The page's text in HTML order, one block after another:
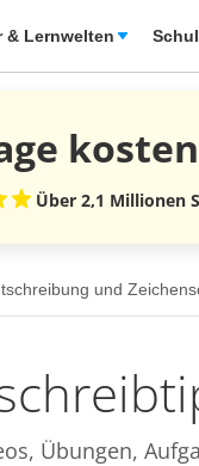
& Lernwelten
Über 2,1 Millionen
und
Übungen,